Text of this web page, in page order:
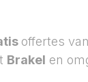
offertes
Brakel en